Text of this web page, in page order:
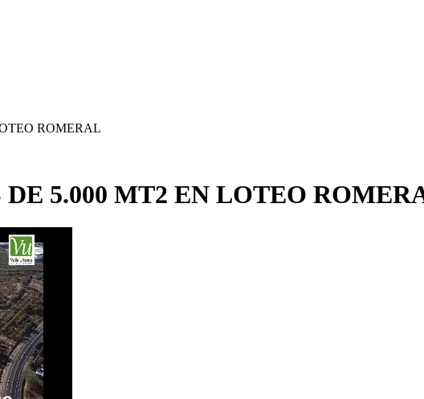
ROMERAL
5.000 MT2 EN LOTEO